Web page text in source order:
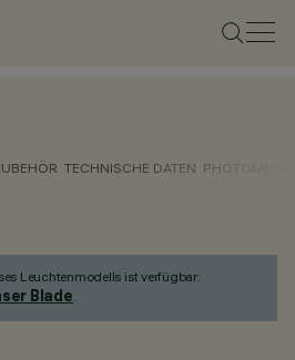
TECHNISCHE DATEN
Leuchtenmodells ist verfügbar:
Blade.